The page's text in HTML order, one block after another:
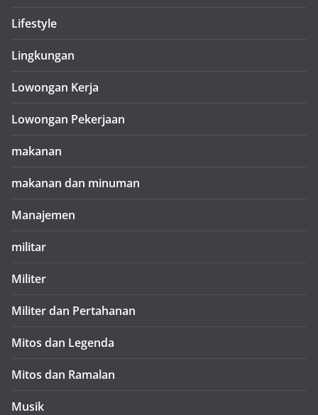
Lifestyle
Lingkungan
Lowongan Kerja
Lowongan Pekerjaan
makanan
makanan dan minuman
Manajemen
militar
Militer
Militer dan Pertahanan
Mitos dan Legenda
Mitos dan Ramalan
Musik